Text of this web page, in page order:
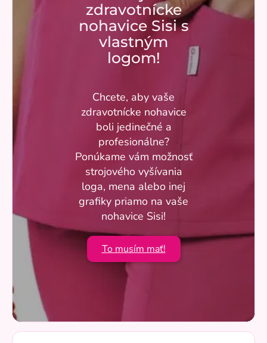
zdravotnícke
nohavice Sisi s
vlastným
logom!
Chcete, aby vaše
zdravotnícke nohavice
boli jedinečné a
profesionálne?
Ponúkame vám možnosť
strojového vyšívania
loga, mena alebo inej
grafiky priamo na vaše
nohavice Sisi!
To musím mať!